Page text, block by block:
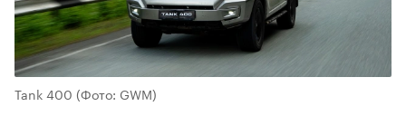
Tank 400 (Фото: GWM)